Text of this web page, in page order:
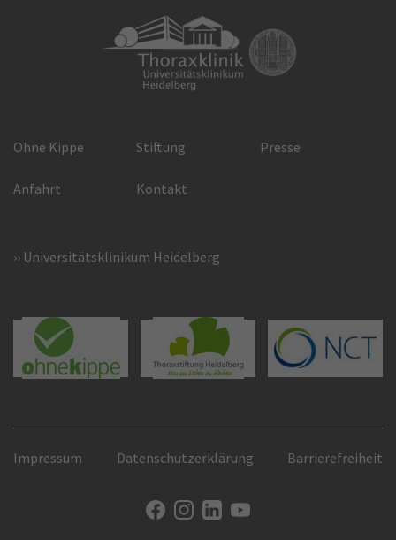
Ohne Kippe Stiftung Presse
Anfahrt Kontakt
Universitätsklinikum Heidelberg
Impressum Datenschutzerklärung Barrierefreiheit